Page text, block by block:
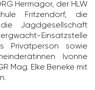
Hermagor, der HLW
Frit­zen­dorf, die
Jagd­ge­sell­schaft
Einsatz­stelle
Privat­person sowie
Ivonne
Mag. Elke Beneke mit